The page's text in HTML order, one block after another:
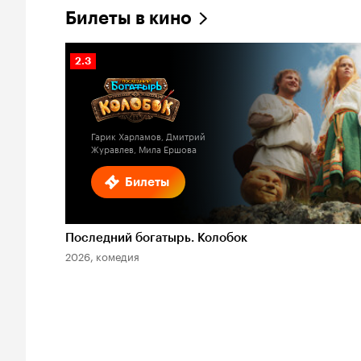
Билеты в кино
Билеты
Рейтинг
Кинопоиска
2.3
Гарик Харламов, Дмитрий
Журавлев, Мила Ершова
Последний богатырь. Колобок
2026, комедия